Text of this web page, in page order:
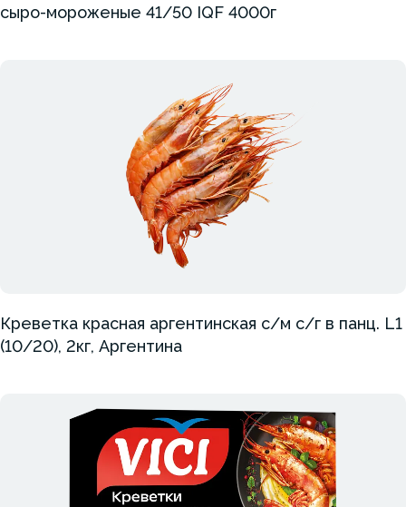
сыро-мороженые 41/50 IQF 4000г
Креветка красная аргентинская с/м с/г в панц. L1
(10/20), 2кг, Аргентина